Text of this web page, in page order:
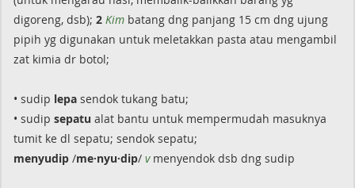
digoreng, dsb); 2 Kim batang dng panjang 15 cm dng ujung
pipih yg digunakan untuk meletakkan pasta atau mengambil
zat kimia dr botol;
• sudip lepa sendok tukang batu;
• sudip sepatu alat bantu untuk mempermudah masuknya
tumit ke dl sepatu; sendok sepatu;
menyudip /me·nyu·dip/ vmenyendok dsb dng sudip